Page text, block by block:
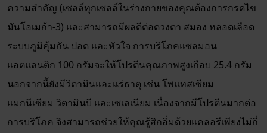
ความสำคัญ (เซลล์ทุกเซลล์ในร่างกายของคุณต้องการกรดไข
มันโอเมก้า-3) และสามารถมีผลดีต่อดวงตา สมอง หลอดเลือด
ระบบภูมิคุ้มกัน ปอด และหัวใจ การบริโภคแซลมอน
แอตแลนติก 100 กรัมจะให้โปรตีนคุณภาพสูงเกือบ 25.4 กรัม
นอกจากนี้ยังมีวิตามินและแร่ธาตุ เช่น โพแทสเซียม
แมกนีเซียม วิตามินบี และเซเลเนียม เนื่องจากมีโปรตีนมากต่อ
การบริโภค จึงสามารถช่วยให้คุณรู้สึกอิ่มด้วยแคลอรีเพียงไม่กี่